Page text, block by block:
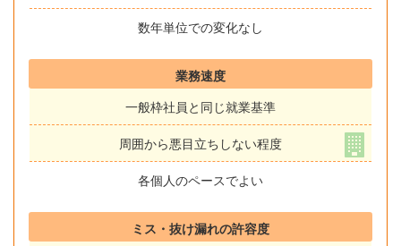
数年単位での変化なし
業務速度
一般枠社員と同じ就業基準
周囲から悪目立ちしない程度
各個人のペースでよい
ミス・抜け漏れの許容度